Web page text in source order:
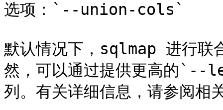
选项：`--union-cols`
默认情况下，sqlmap 进行
然，可以通过提供更高的`--
列。有关详细信息，请参阅相